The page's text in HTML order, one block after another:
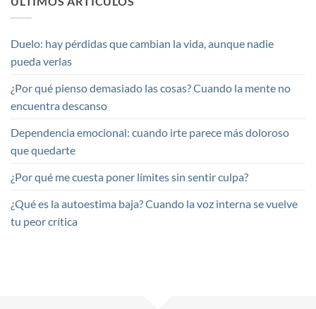
Duelo: hay pérdidas que cambian la vida, aunque nadie
pueda verlas
¿Por qué pienso demasiado las cosas? Cuando la mente no
encuentra descanso
Dependencia emocional: cuando irte parece más doloroso
que quedarte
¿Por qué me cuesta poner límites sin sentir culpa?
¿Qué es la autoestima baja? Cuando la voz interna se vuelve
tu peor crítica